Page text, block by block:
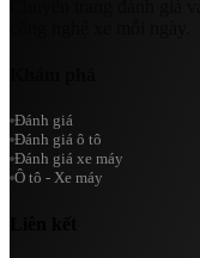
Chuyên trang đánh giá
Đánh giá
Đánh giá ô tô
Đánh giá xe máy
Ô tô - Xe máy